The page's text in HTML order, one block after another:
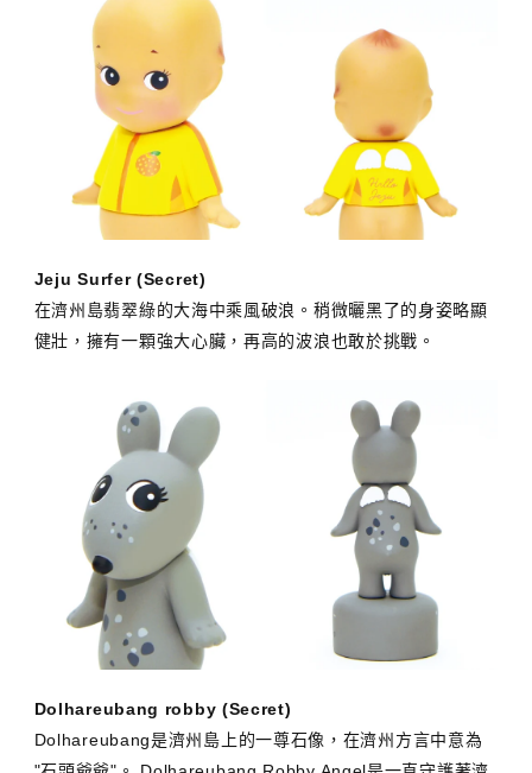
Jeju Surfer (Secret)
在濟州島翡翠綠的大海中乘風破浪。稍微曬黑了的身姿略顯
健壯，擁有一顆強大心臟，再高的波浪也敢於挑戰。
Dolhareubang robby (Secret)
Dolhareubang是濟州島上的一尊石像，在濟州方言中意為